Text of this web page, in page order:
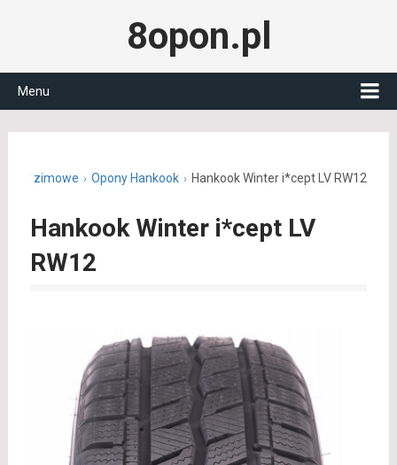
8opon.pl
Menu
zimowe Opony Hankook Hankook Winter i*cept LV RW12
Hankook Winter i*cept LV
RW12